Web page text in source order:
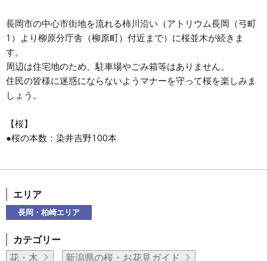
長岡市の中心市街地を流れる柿川沿い（アトリウム長岡（弓町
1）より柳原分庁舎（柳原町）付近まで）に桜並木が続きま
す。
周辺は住宅地のため、駐車場やごみ箱等はありません。
住民の皆様に迷惑にならないようマナーを守って桜を楽しみま
しょう。
【桜】
●桜の本数：染井吉野100本
エリア
長岡・柏崎エリア
カテゴリー
花・木
新潟県の桜・お花見ガイド